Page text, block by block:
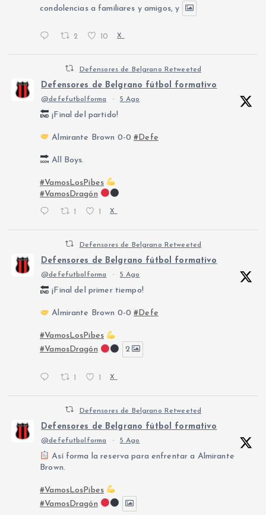
condolencias a familiares y amigos, y
2 10 X
Defensores de Belgrano Retweeted
Defensores de Belgrano fútbol formativo
@defefutbolforma · 5 Ago
¡Final del partido!
Almirante Brown 0-0#Defe
All Boys.
#VamosLosPibes
#VamosDragón
X
Defensores de Belgrano Retweeted
Defensores de Belgrano fútbol formativo
@defefutbolforma · 5 Ago
¡Final del primer tiempo!
Almirante Brown 0-0#Defe
#VamosLosPibes
#VamosDragón
2
1 1 X
Defensores de Belgrano Retweeted
Defensores de Belgrano fútbol formativo
@defefutbolforma · 5 Ago
Así forma la reserva para enfrentar a Almirante
Brown.
#VamosLosPibes
#VamosDragón